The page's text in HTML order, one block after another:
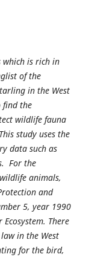
which is rich in
of the
in the West
find the
wildlife fauna
study uses the
data such as
For the
animals,
and
5, year 1990
There
in the West
for the bird,